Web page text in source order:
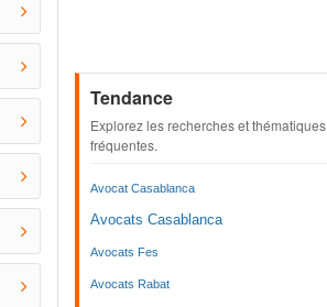
Tendance
Explorez les recherches et thématiques
fréquentes.
Avocat Casablanca
Avocats Casablanca
Avocats Fes
Avocats Rabat